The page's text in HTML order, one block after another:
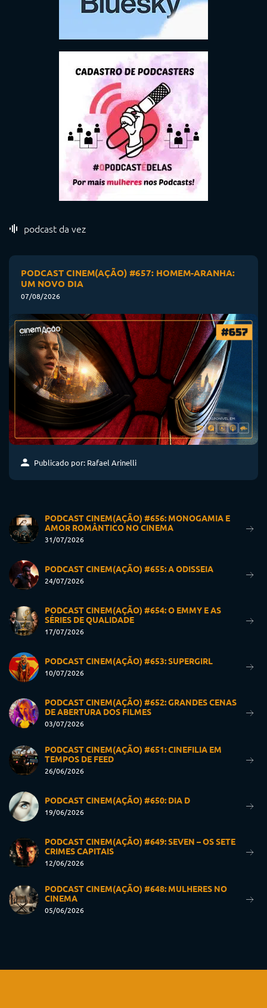
podcast da vez
PODCAST CINEM(AÇÃO) #657: HOMEM-ARANHA:
UM NOVO DIA
07/08/2026
Publicado por: Rafael Arinelli
PODCAST CINEM(AÇÃO) #656: MONOGAMIA E
AMOR ROMÂNTICO NO CINEMA
31/07/2026
PODCAST CINEM(AÇÃO) #655: A ODISSEIA
24/07/2026
PODCAST CINEM(AÇÃO) #654: O EMMY E AS
SÉRIES DE QUALIDADE
17/07/2026
PODCAST CINEM(AÇÃO) #653: SUPERGIRL
10/07/2026
PODCAST CINEM(AÇÃO) #652: GRANDES CENAS
DE ABERTURA DOS FILMES
03/07/2026
PODCAST CINEM(AÇÃO) #651: CINEFILIA EM
TEMPOS DE FEED
26/06/2026
PODCAST CINEM(AÇÃO) #650: DIA D
19/06/2026
PODCAST CINEM(AÇÃO) #649: SEVEN – OS SETE
CRIMES CAPITAIS
12/06/2026
PODCAST CINEM(AÇÃO) #648: MULHERES NO
CINEMA
05/06/2026